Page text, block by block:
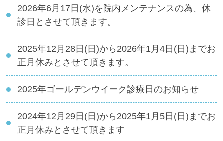
2026年6月17日(水)を院内メンテナンスの為、休
診日とさせて頂きます。
2025年12月28日(日)から2026年1月4日(日)までお
正月休みとさせて頂きます。
2025年ゴールデンウイーク診療日のお知らせ
2024年12月29日(日)から2025年1月5日(日)までお
正月休みとさせて頂きます